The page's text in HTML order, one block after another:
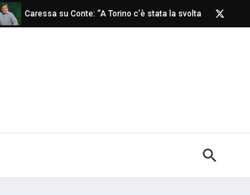
Caressa su Conte: “A Torino c’è stata la svolta”